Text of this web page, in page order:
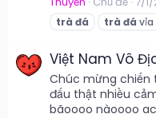
trà đá trà đá vỉa
Việt Nam Vô
Chúc mừng chiến
đấu thật nhiều
bãoooo nàoooo